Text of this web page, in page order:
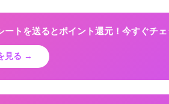
トを送るとポイント還元！今すぐチェ
見る →